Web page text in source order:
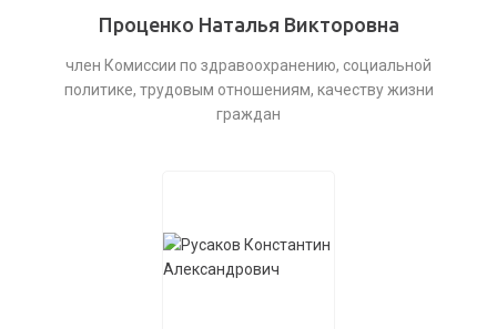
Проценко Наталья Викторовна
член Комиссии по здравоохранению, социальной
политике, трудовым отношениям, качеству жизни
граждан